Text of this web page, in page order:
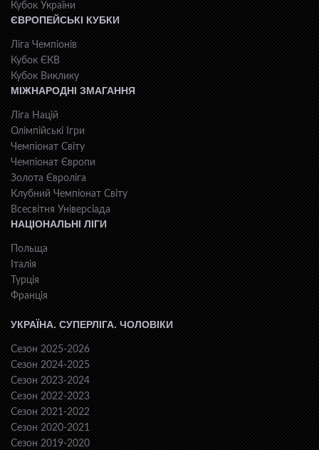
Кубок України
ЄВРОПЕЙСЬКІ КУБКИ
Ліга Чемпіонів
Кубок ЄКВ
Кубок Виклику
МІЖНАРОДНІ ЗМАГАННЯ
Ліга Націй
Олімпійські Ігри
Чемпіонат Світу
Чемпіонат Європи
Золота Євроліга
Клубний Чемпіонат Світу
Всесвiтня Унiверсiaда
НАЦІОНАЛЬНІ ЛІГИ
Польща
Італія
Турція
Франція
УКРАЇНА. СУПЕРЛІГА. ЧОЛОВІКИ
Сезон 2025-2026
Сезон 2024-2025
Сезон 2023-2024
Сезон 2022-2023
Сезон 2021-2022
Сезон 2020-2021
Сезон 2019-2020